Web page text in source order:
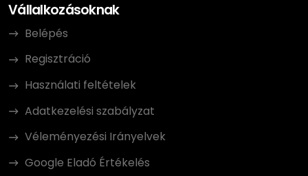
Vállalkozásoknak
Belépés
Regisztráció
Használati feltételek
Adatkezelési szabályzat
Véleményezési Irányelvek
Google Eladó Értékelés